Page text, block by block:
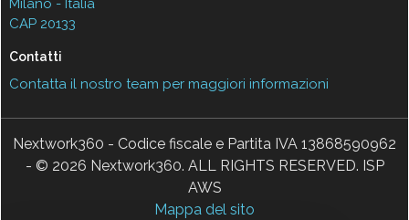
Milano - Italia
CAP 20133
Contatti
Contatta il nostro team per maggiori informazioni
Nextwork360 - Codice fiscale e Partita IVA 13868590962
- © 2026 Nextwork360. ALL RIGHTS RESERVED. ISP
AWS
Mappa del sito